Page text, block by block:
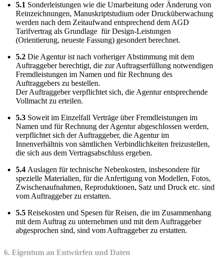
5.1 Sonderleistungen wie die Umarbeitung oder Änderung von
Reinzeichnungen, Manuskriptstudium oder Drucküberwachung
werden nach dem Zeitaufwand entsprechend dem AGD
Tarifvertrag als Grundlage für Design-Leistungen
(Orientierung, neueste Fassung) gesondert berechnet.
5.2 Die Agentur ist nach vorheriger Abstimmung mit dem
Auftraggeber berechtigt, die zur Auftragserfüllung notwendigen
Fremdleistungen im Namen und für Rechnung des
Auftraggebers zu bestellen.
Der Auftraggeber verpflichtet sich, die Agentur entsprechende
Vollmacht zu erteilen.
5.3 Soweit im Einzelfall Verträge über Fremdleistungen im
Namen und für Rechnung der Agentur abgeschlossen werden,
verpflichtet sich der Auftraggeber, die Agentur im
Innenverhältnis von sämtlichen Verbindlichkeiten freizustellen,
die sich aus dem Vertragsabschluss ergeben.
5.4 Auslagen für technische Nebenkosten, insbesondere für
spezielle Materialien, für die Anfertigung von Modellen, Fotos,
Zwischenaufnahmen, Reproduktionen, Satz und Druck etc. sind
vom Auftraggeber zu erstatten.
5.5 Reisekosten und Spesen für Reisen, die im Zusammenhang
mit dem Auftrag zu unternehmen und mit dem Auftraggeber
abgesprochen sind, sind vom Auftraggeber zu erstatten.
6. Eigentum an Entwürfen und Daten